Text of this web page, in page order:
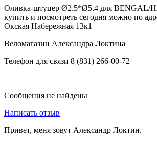
Оливка-штуцер Ø2.5*Ø5.4 для BENGAL/
купить и посмотреть сегодня можно по
Окская Набережная 13к1
Веломагазин Александра Локтина
Телефон для связи 8 (831) 266-00-72
Сообщения не найдены
Написать отзыв
Привет, меня зовут Александр Локтин.